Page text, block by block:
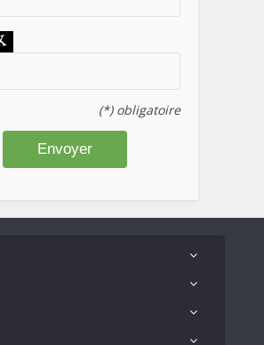
(*) obligatoire